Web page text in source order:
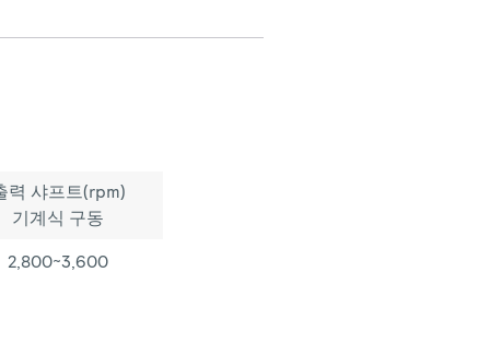
력 샤프트(rpm)
기계식 구동
2,800~3,600